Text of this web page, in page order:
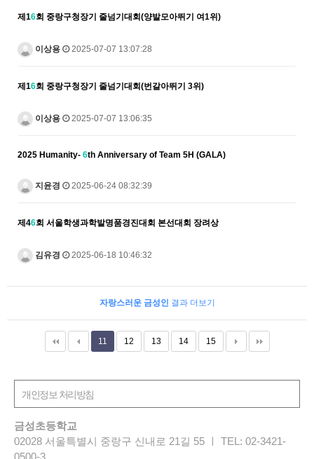
제16회 중랑구청장기 줄넘기대회(양발모아뛰기 여1위)
이상용 2025-07-07 13:07:28
제16회 중랑구청장기 줄넘기대회(번갈아뛰기 3위)
이상용 2025-07-07 13:06:35
2025 Humanity- 6th Anniversary of Team 5H (GALA)
지윤경 2025-06-24 08:32:39
제46회 서울학생과학발명품경진대회 본선대회 장려상
김유경 2025-06-18 10:46:32
자랑스러운 금성인 결과 더보기
11 12 13 14 15
금성초등학교
02028 서울특별시 중랑구 신내로 21길 55 ㅣ TEL: 02-3421-
0500-3